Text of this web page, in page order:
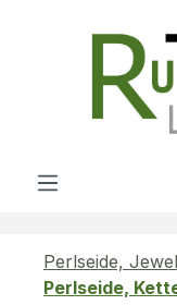
Perlseide,
Perlseide,